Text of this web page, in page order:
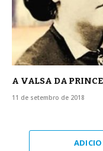
A VALSA DA
11 de setembro de 2018